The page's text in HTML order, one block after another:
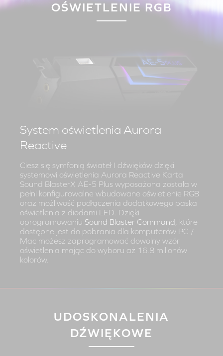
OŚWIETLENIE RGB
System oświetlenia Aurora
Reactive
Ciesz się symfonią świateł I dźwięków dzięki
systemowi oświetlenia Aurora Reactive Karta
Sound BlasterX AE-5 Plus wyposażona została w
pełni konfigurowalne wbudowane oświetlenie RGB
oraz możliwość podłączenia dodatkowego paska
oświetlenia z diodami LED. Dzięki
oprogramowaniu Sound Blaster Command , które
dostępne jest do pobrania dla komputerów PC /
Mac możesz zaprogramować dowolny wzór
oświetlenia mając do wyboru aż 16.8 milionów
kolorów.
UDOSKONALENIA
DŹWIĘKOWE